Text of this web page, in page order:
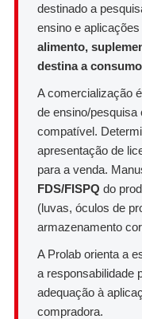
destinado a
ensino e
alimento,
destina a
A comercialização
de ensino/
compatível.
apresentação de
para a venda.
FDS/FISPQ do
(luvas, óculos de
armazenamento
A Prolab orienta a
a responsabilidade
adequação à
compradora.